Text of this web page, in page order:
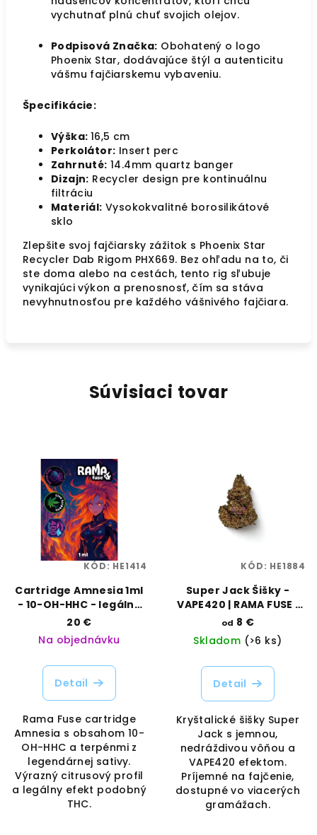
vychutnať plnú chuť svojich olejov.
Podpisová Značka: Obohatený o logo
Phoenix Star, dodávajúce štýl a autenticitu
vášmu fajčiarskemu vybaveniu.
Špecifikácie:
Výška: 16,5 cm
Perkolátor: Insert perc
Zahrnuté: 14.4mm quartz banger
Dizajn: Recycler design pre kontinuálnu
filtráciu
Materiál: Vysokokvalitné borosilikátové
sklo
Zlepšite svoj fajčiarsky zážitok s Phoenix Star
Recycler Dab Rigom PHX669. Bez ohľadu na to, či
ste doma alebo na cestách, tento rig sľubuje
vynikajúci výkon a prenosnosť, čím sa stáva
nevyhnutnosťou pre každého vášnivého fajčiara.
Súvisiaci tovar
Cartridge Amnesia 1ml
- 10-OH-HHC - legálny
suvenír s terpénmi |
Rama Fuse | Vaporama
20 €
Na objednávku
Detail
Rama Fuse cartridge
Amnesia s obsahom 10-
OH-HHC a terpénmi z
legendárnej sativy.
Výrazný citrusový profil
a legálny efekt podobný
THC.
KÓD: HE1414
Super Jack Šišky -
VAPE420 | RAMA FUSE |
VAPORAMA
od 8 €
Skladom (>6 ks)
Detail
Kryštalické šišky Super
Jack s jemnou,
nedráždivou vôňou a
VAPE420 efektom.
Príjemné na fajčenie,
dostupné vo viacerých
gramážach.
KÓD: HE1884